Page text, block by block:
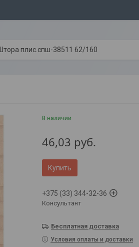
Штора плис.спш-38511 62/160
В наличии
46,03 руб.
Купить
+375 (33) 344-32-36
Консультант
Бесплатная доставка
Условия оплаты и доставки